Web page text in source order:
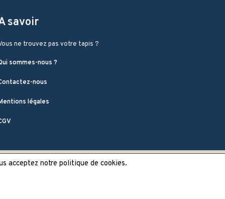
savoir
ne trouvez pas votre tapis ?
sommes-nous ?
nous
légales
acceptez notre politique de cookies.